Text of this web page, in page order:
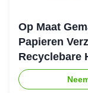
Op Maat
Papieren
Recyclebare
Structuur
Verpakking